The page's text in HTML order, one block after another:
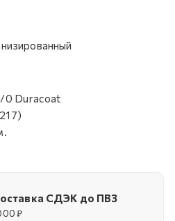
0 Duracoat
СДЭК до ПВЗ
₽